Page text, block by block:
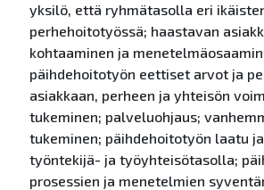
yksilö, että ryhmätasolla eri
perhehoitotyössä; haastavan
kohtaaminen ja
päihdehoitotyön eettiset arvot ja
asiakkaan, perheen ja yhteisön
tukeminen; palveluohjaus;
tukeminen; päihdehoitotyön laatu
työntekijä- ja työyhteisötasolla;
prosessien ja menetelmien